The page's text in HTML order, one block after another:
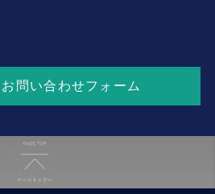
問い合わせフォーム